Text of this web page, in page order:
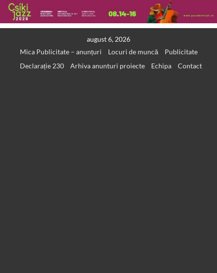
august 6, 2026
Mica Publicitate – anunțuri
Locuri de muncă
Publicitate
Declarație 230
Arhiva anunturi proiecte Echipa Contact